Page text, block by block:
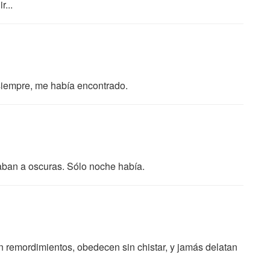
me había encontrado.
a oscuras. Sólo noche había.
obedecen sin chistar, y jamás delatan